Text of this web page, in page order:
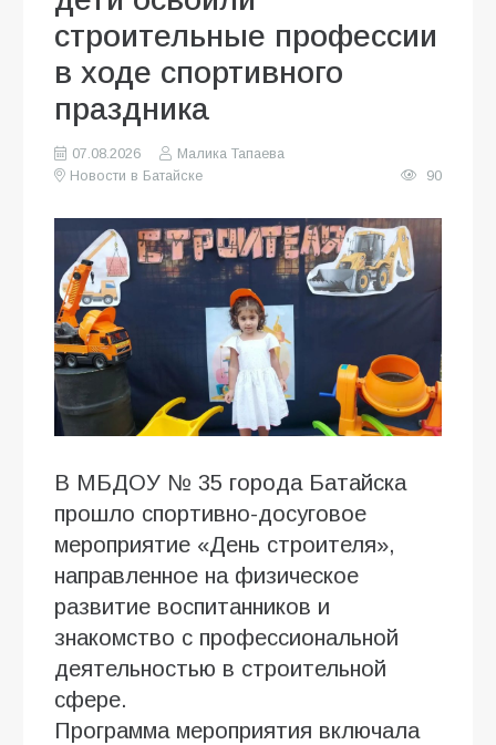
строительные профессии
в ходе спортивного
праздника
07.08.2026
Малика Тапаева
Новости в Батайске
90
В МБДОУ № 35 города Батайска
прошло спортивно-досуговое
мероприятие «День строителя»,
направленное на физическое
развитие воспитанников и
знакомство с профессиональной
деятельностью в строительной
сфере.
Программа мероприятия включала